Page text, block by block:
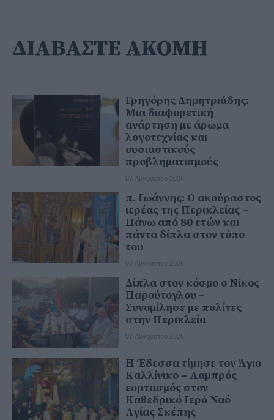
ΔΙΑΒΑΣΤΕ ΑΚΟΜΗ
Γρηγόρης Δημητριάδης:
Μια διαφορετική
ανάρτηση με άρωμα
λογοτεχνίας και
ουσιαστικούς
προβληματισμούς
07 Αυγούστου 2026
π. Ιωάννης: Ο ακούραστος
ιερέας της Περικλείας –
Πάνω από 80 ετών και
πάντα δίπλα στον τόπο
του
07 Αυγούστου 2026
Δίπλα στον κόσμο ο Νίκος
Παρούτογλου –
Συνομίλησε με πολίτες
στην Περικλεία
07 Αυγούστου 2026
Η Έδεσσα τίμησε τον Άγιο
Καλλίνικο – Λαμπρός
εορτασμός στον
Καθεδρικό Ιερό Ναό
Αγίας Σκέπης